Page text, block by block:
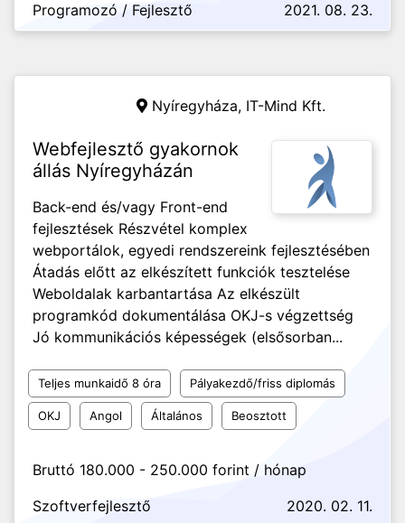
Programozó / Fejlesztő 2021. 08. 23.
Nyíregyháza, IT-Mind Kft.
Webfejlesztő gyakornok
állás Nyíregyházán
Back-end és/vagy Front-end
fejlesztések Részvétel komplex
webportálok, egyedi rendszereink fejlesztésében
Átadás előtt az elkészített funkciók tesztelése
Weboldalak karbantartása Az elkészült
programkód dokumentálása OKJ-s végzettség
Jó kommunikációs képességek (elsősorban...
Teljes munkaidő 8 óra Pályakezdő/friss diplomás
OKJ Angol Általános Beosztott
Bruttó 180.000 - 250.000 forint / hónap
Szoftverfejlesztő
2020. 02. 11.